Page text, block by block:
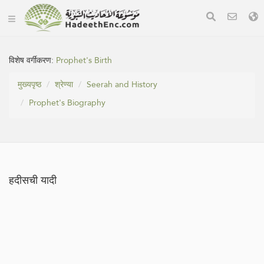
विशेष वर्गीकरण: Prophet's Birth
मुख्यपृष्ठ
श्रेण्या
Seerah and History
Prophet's Biography
हदीसची यादी